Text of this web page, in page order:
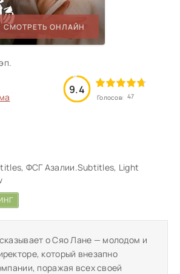
СМОТРЕТЬ ОНЛАЙН
9.4
Голосов: 47
ФСГ Азалии.Subtitles, Light
о Сяо Лане — молодом и
который внезапно
поражая всех своей